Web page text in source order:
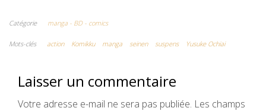
c
e
o
o
i
t
e
r
m
b
r
a
i
t
r
e
Catégorie manga - BD - comics
Mots-clés action Komikku manga seinen suspens Yusuke Ochiai
Laisser un commentaire
Votre adresse e-mail ne sera pas publiée. Les champs